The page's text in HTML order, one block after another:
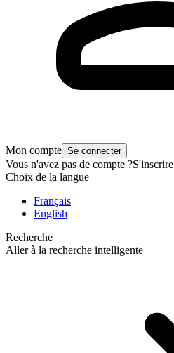
Mon compte Se connecter
Vous n'avez pas de compte ?S'inscrire
Choix de la langue
Français
English
Recherche
Aller à la recherche intelligente